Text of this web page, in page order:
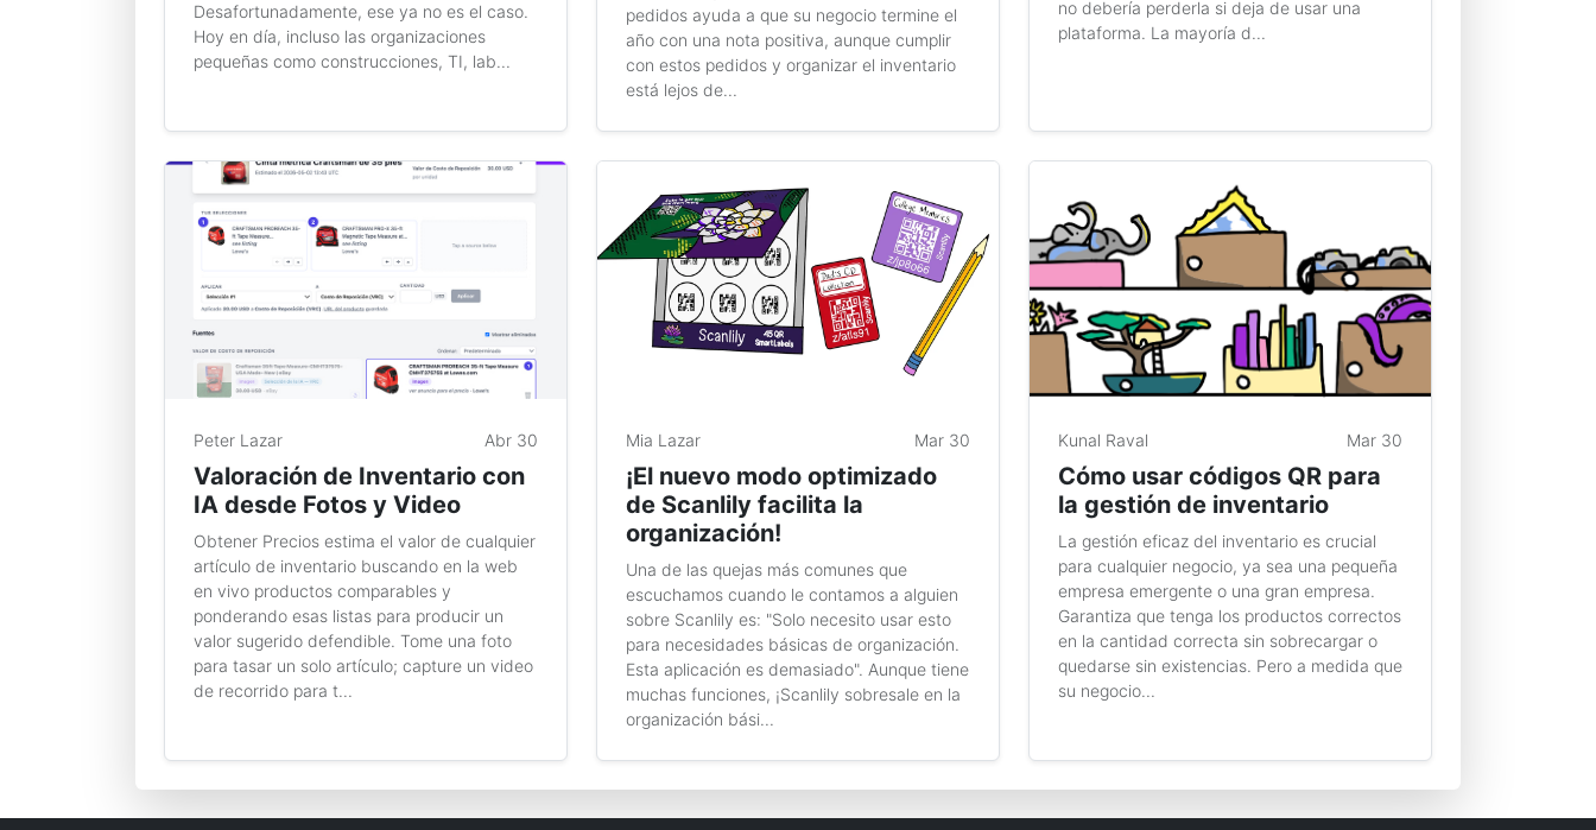
Desafortunadamente, ese ya no es el caso.
Hoy en día, incluso las organizaciones
pequeñas como construcciones, TI, lab...
pedidos ayuda a que su negocio termine el
año con una nota positiva, aunque cumplir
con estos pedidos y organizar el inventario
está lejos de...
no debería perderla si deja de usar una
plataforma. La mayoría d...
Peter Lazar Abr 30
Valoración de Inventario con
IA desde Fotos y Video
Obtener Precios estima el valor de cualquier
artículo de inventario buscando en la web
en vivo productos comparables y
ponderando esas listas para producir un
valor sugerido defendible. Tome una foto
para tasar un solo artículo; capture un video
de recorrido para t...
Mia Lazar Mar 30
¡El nuevo modo optimizado
de Scanlily facilita la
organización!
Una de las quejas más comunes que
escuchamos cuando le contamos a alguien
sobre Scanlily es: "Solo necesito usar esto
para necesidades básicas de organización.
Esta aplicación es demasiado". Aunque tiene
muchas funciones, ¡Scanlily sobresale en la
organización bási...
Kunal Raval Mar 30
Cómo usar códigos QR para
la gestión de inventario
La gestión eficaz del inventario es crucial
para cualquier negocio, ya sea una pequeña
empresa emergente o una gran empresa.
Garantiza que tenga los productos correctos
en la cantidad correcta sin sobrecargar o
quedarse sin existencias. Pero a medida que
su negocio...